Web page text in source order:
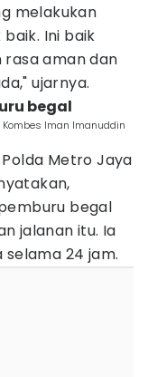
melakukan
Ini baik
aman dan
ujarnya.
begal
Kombes Iman Imanuddin
Metro Jaya
begal
jalanan itu. Ia
24 jam.